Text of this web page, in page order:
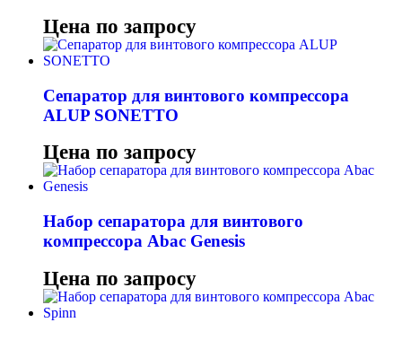
Цена по запросу
Сепаратор для винтового компрессора
ALUP SONETTO
Цена по запросу
Набор сепаратора для винтового
компрессора Abac Genesis
Цена по запросу